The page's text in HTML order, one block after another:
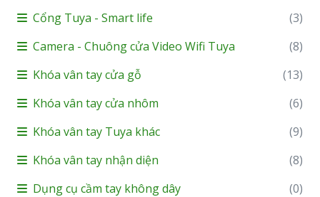
Cổng Tuya - Smart life
(3)
Camera - Chuông cửa Video Wifi Tuya
(8)
Khóa vân tay cửa gỗ
(13)
Khóa vân tay cửa nhôm
(6)
Khóa vân tay Tuya khác
(9)
Khóa vân tay nhận diện
(8)
Dụng cụ cầm tay không dây
(0)